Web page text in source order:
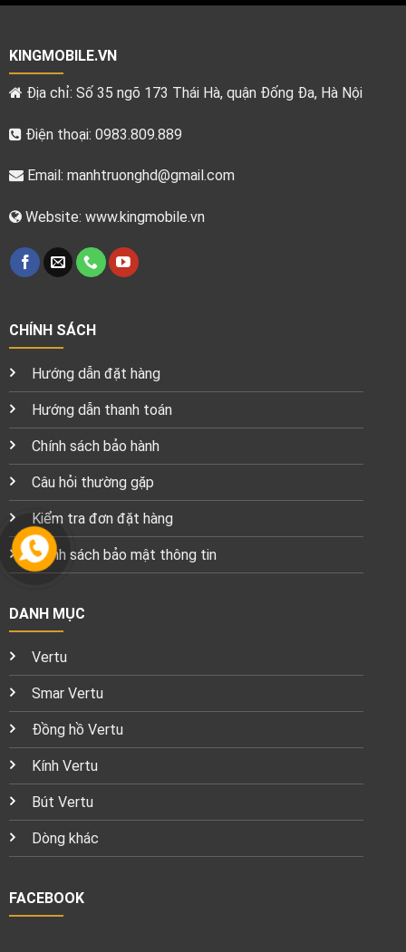
KINGMOBILE.VN
Địa chỉ: Số 35 ngõ 173 Thái Hà, quận Đống Đa, Hà Nội
Điện thoại: 0983.809.889
Email: manhtruonghd@gmail.com
Website: www.kingmobile.vn
CHÍNH SÁCH
Hướng dẫn đặt hàng
Hướng dẫn thanh toán
Chính sách bảo hành
Câu hỏi thường gặp
Kiểm tra đơn đặt hàng
Chính sách bảo mật thông tin
DANH MỤC
Vertu
Smar Vertu
Đồng hồ Vertu
Kính Vertu
Bút Vertu
Dòng khác
FACEBOOK